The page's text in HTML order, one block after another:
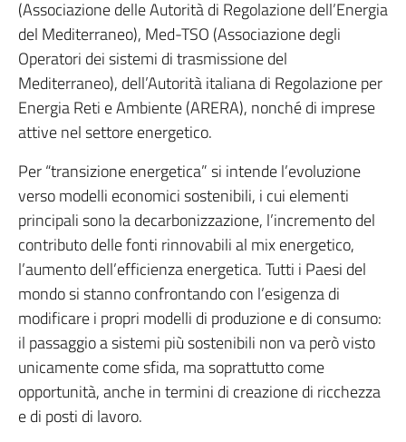
(Associazione delle Autorità di Regolazione dell’Energia
del Mediterraneo), Med-TSO (Associazione degli
Operatori dei sistemi di trasmissione del
Mediterraneo), dell’Autorità italiana di Regolazione per
Energia Reti e Ambiente (ARERA), nonché di imprese
attive nel settore energetico.
Per “transizione energetica” si intende l’evoluzione
verso modelli economici sostenibili, i cui elementi
principali sono la decarbonizzazione, l’incremento del
contributo delle fonti rinnovabili al mix energetico,
l’aumento dell’efficienza energetica. Tutti i Paesi del
mondo si stanno confrontando con l’esigenza di
modificare i propri modelli di produzione e di consumo:
il passaggio a sistemi più sostenibili non va però visto
unicamente come sfida, ma soprattutto come
opportunità, anche in termini di creazione di ricchezza
e di posti di lavoro.